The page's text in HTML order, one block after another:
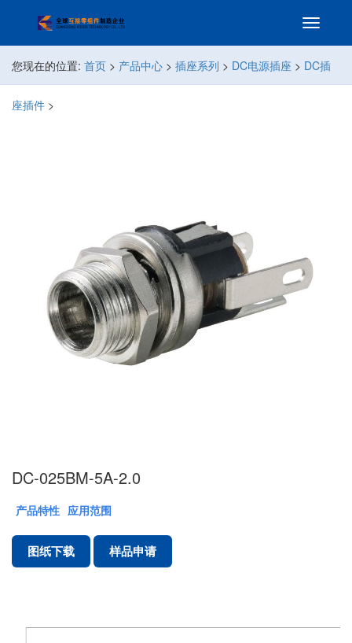
您现在的位置: 首页 > 产品中心 > 插座系列 > DC电源插座 > DC插
座插件 >
DC-025BM-5A-2.0
产品特性 应用范围
图纸下载 样品申请